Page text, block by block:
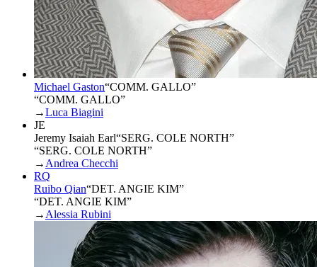
Michael Gaston“COMM. GALLO”
“COMM. GALLO”
→Luca Biagini
JE
Jeremy Isaiah Earl“SERG. COLE NORTH”
“SERG. COLE NORTH”
→ Andrea Checchi
RQ
Ruibo Qian“DET. ANGIE KIM”
“DET. ANGIE KIM”
→ Alessia Rubini